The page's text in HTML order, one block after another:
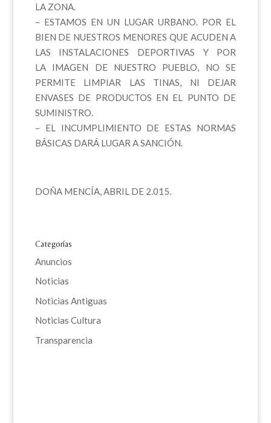
LA ZONA.
– ESTAMOS EN UN LUGAR URBANO. POR EL
BIEN DE NUESTROS MENORES QUE ACUDEN A
LAS INSTALACIONES DEPORTIVAS Y POR
LA IMAGEN DE NUESTRO PUEBLO, NO SE
PERMITE LIMPIAR LAS TINAS, NI DEJAR
ENVASES DE PRODUCTOS EN EL PUNTO DE
SUMINISTRO.
– EL INCUMPLIMIENTO DE ESTAS NORMAS
BÁSICAS DARÁ LUGAR A SANCIÓN.
DOÑA MENCÍA, ABRIL DE 2.015.
Categorías
Anuncios
Noticias
Noticias Antiguas
Noticias Cultura
Transparencia